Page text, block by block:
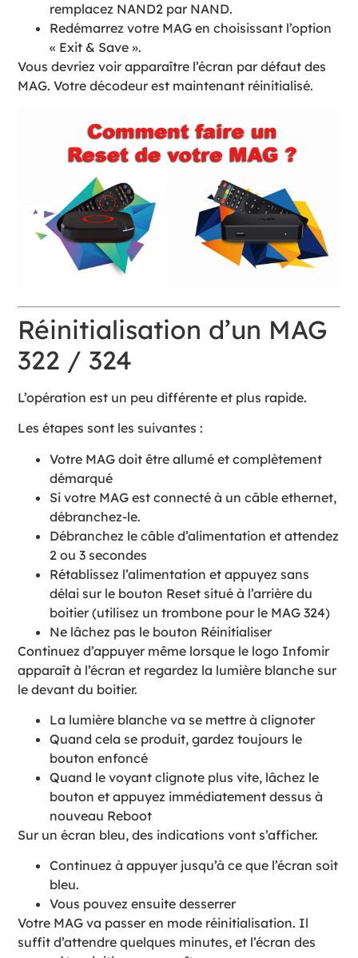
remplacez NAND2 par NAND.
Redémarrez votre MAG en choisissant l’option
« Exit & Save ».
Vous devriez voir apparaître l’écran par défaut des
MAG. Votre décodeur est maintenant réinitialisé.
Réinitialisation d’un MAG
322 / 324
L’opération est un peu différente et plus rapide.
Les étapes sont les suivantes :
Votre MAG doit être allumé et complètement
démarqué
Si votre MAG est connecté à un câble ethernet,
débranchez-le.
Débranchez le câble d’alimentation et attendez
2 ou 3 secondes
Rétablissez l’alimentation et appuyez sans
délai sur le bouton Reset situé à l’arrière du
boitier (utilisez un trombone pour le MAG 324)
Ne lâchez pas le bouton Réinitialiser
Continuez d’appuyer même lorsque le logo Infomir
apparaît à l’écran et regardez la lumière blanche sur
le devant du boitier.
La lumière blanche va se mettre à clignoter
Quand cela se produit, gardez toujours le
bouton enfoncé
Quand le voyant clignote plus vite, lâchez le
bouton et appuyez immédiatement dessus à
nouveau Reboot
Sur un écran bleu, des indications vont s’afficher.
Continuez à appuyer jusqu’à ce que l’écran soit
bleu.
Vous pouvez ensuite desserrer
Votre MAG va passer en mode réinitialisation. Il
suffit d’attendre quelques minutes, et l’écran des